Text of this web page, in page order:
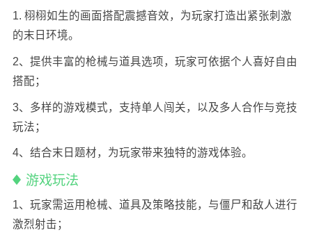
1. 栩栩如生的画面搭配震撼音效，为玩家打造出紧张刺激
的末日环境。
2、提供丰富的枪械与道具选项，玩家可依据个人喜好自由
搭配；
3、多样的游戏模式，支持单人闯关，以及多人合作与竞技
玩法；
4、结合末日题材，为玩家带来独特的游戏体验。
游戏玩法
1、玩家需运用枪械、道具及策略技能，与僵尸和敌人进行
激烈射击；